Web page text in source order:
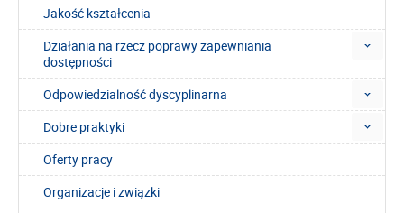
Jakość kształcenia
Działania na rzecz poprawy zapewniania
dostępności
Odpowiedzialność dyscyplinarna
Dobre praktyki
Oferty pracy
Organizacje i związki